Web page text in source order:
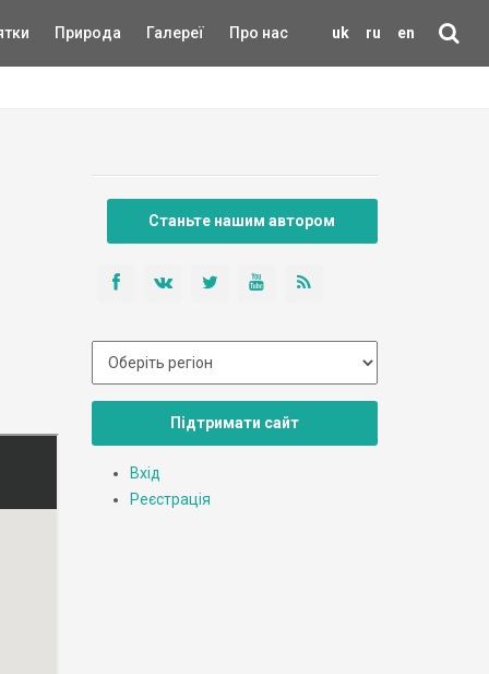
uk ru en
Природа Галереї Про нас
Станьте нашим автором
Підтримати сайт
Вхід
Реєстрація